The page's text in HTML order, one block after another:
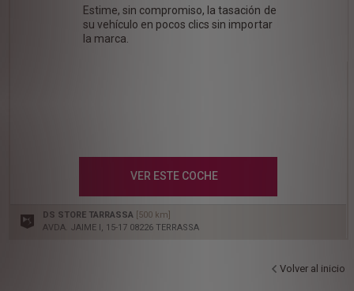
Estime, sin compromiso, la tasación de
su vehículo en pocos clics sin importar
la marca.
VER ESTE COCHE
DS STORE TARRASSA [500 km]
AVDA. JAIME I, 15-17 08226 TERRASSA
Volver al inicio